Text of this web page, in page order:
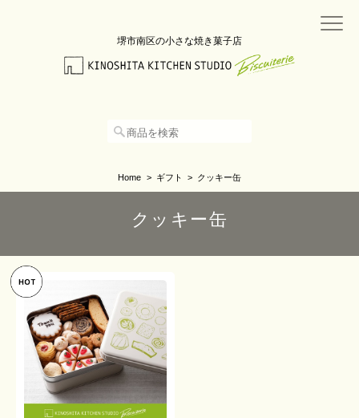
堺市南区の小さな焼き菓子店
Home ギフト クッキー缶
クッキー缶